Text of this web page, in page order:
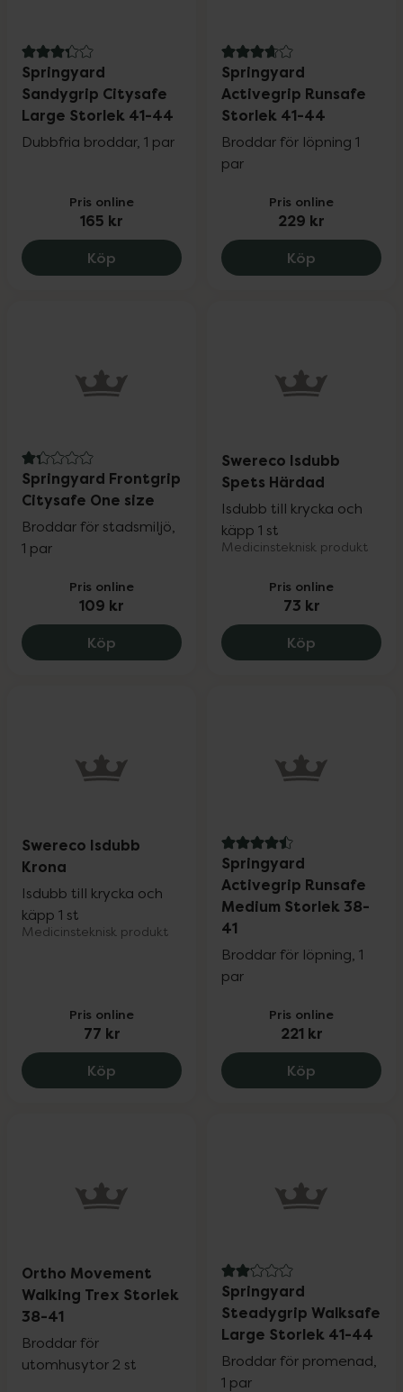
3.3 av 5 i omdöme
Springyard
Sandygrip Citysafe
Large Storlek 41-44
Dubbfria broddar, 1 par
Pris online
165 kr
Köp Springyard Sandygrip Citysafe Large
3.8 av 5 i omdöme
Springyard
Activegrip Runsafe
Storlek 41-44
Broddar för löpning 1
par
Pris online
229 kr
Köp
1.3 av 5 i omdöme
Springyard Frontgrip
Citysafe One size
Broddar för stadsmiljö,
1 par
Pris online
109 kr
Köp Springyard Frontgrip Citysafe One
Swereco Isdubb
Spets Härdad
Isdubb till krycka och
käpp 1 st
Medicinsteknisk produkt
Pris online
73 kr
Köp Swereco
Swereco Isdubb
Krona
Isdubb till krycka och
käpp 1 st
Medicinsteknisk produkt
Pris online
77 kr
Köp Swereco Isdubb Krona, 77 kr.
4.5 av 5 i omdöme
Springyard
Activegrip Runsafe
Medium Storlek 38-
41
Broddar för löpning, 1
par
Pris online
221 kr
Köp
Ortho Movement
Walking Trex Storlek
38-41
Broddar för
utomhusytor 2 st
2.1 av 5 i omdöme
Springyard
Steadygrip Walksafe
Large Storlek 41-44
Broddar för promenad,
1 par